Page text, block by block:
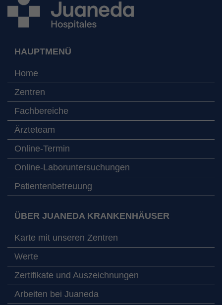
HAUPTMENÜ
Home
Zentren
Fachbereiche
Ärzteteam
Online-Termin
Online-Laboruntersuchungen
Patientenbetreuung
ÜBER JUANEDA KRANKENHÄUSER
Karte mit unseren Zentren
Werte
Zertifikate und Auszeichnungen
Arbeiten bei Juaneda